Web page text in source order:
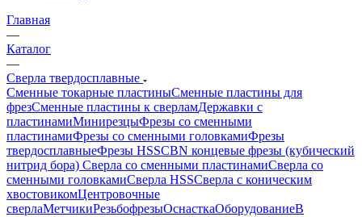
Главная
—
Каталог
—
Сверла твердосплавные
Сменные токарные пластиныСменные пластины для
фрезСменные пластины к сверламДержавки с
пластинамиМинирезцыФрезы со сменными
пластинамиФрезы со сменными головкамиФрезы
твердосплавныеФрезы HSSCBN концевые фрезы (кубический
нитрид бора) Сверла со сменными пластинамиСверла со
сменными головкамиСверла HSSСверла с коническим
хвостовикомЦентровочные
сверлаМетчикиРезьбофрезыОснасткаОборудованиеВ